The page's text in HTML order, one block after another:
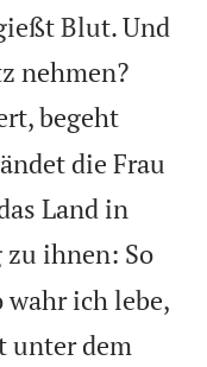
Blut. Und
nehmen?
begeht
die Frau
Land in
zu ihnen: So
wahr ich lebe,
unter dem